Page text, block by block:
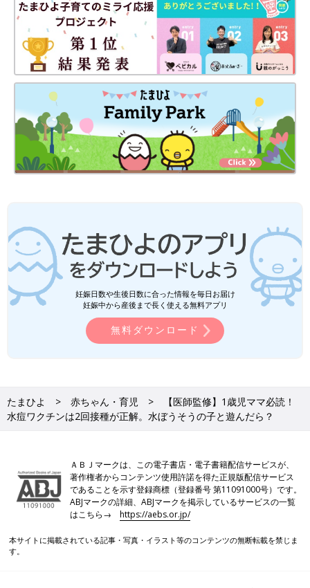
妊娠日数や生後日数に合った情報を毎日お届け
妊娠中から産後まで長く使える無料アプリ
無料ダウンロード
たまひよ 赤ちゃん・育児
【医師監修】1歳児ママ必読！
水痘ワクチンは2回接種が正解。水ぼうそうの子と遊んだら？
ＡＢＪマークは、この電子書店・電子書籍配信サービスが、
著作権者からコンテンツ使用許諾を得た正規版配信サービス
であることを示す登録商標（登録番号 第11091000号）です。
ABJマークの詳細、ABJマークを掲示しているサービスの一覧
はこちら→https://aebs.or.jp/
本サイトに掲載されている記事・写真・イラスト等のコンテンツの無断転載を禁じま
す。